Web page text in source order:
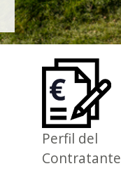
Perfil del
Contratante